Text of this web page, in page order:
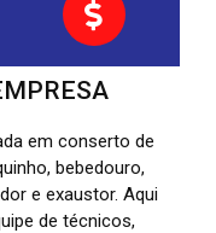
em conserto de
bebedouro,
e exaustor. Aqui
de técnicos,